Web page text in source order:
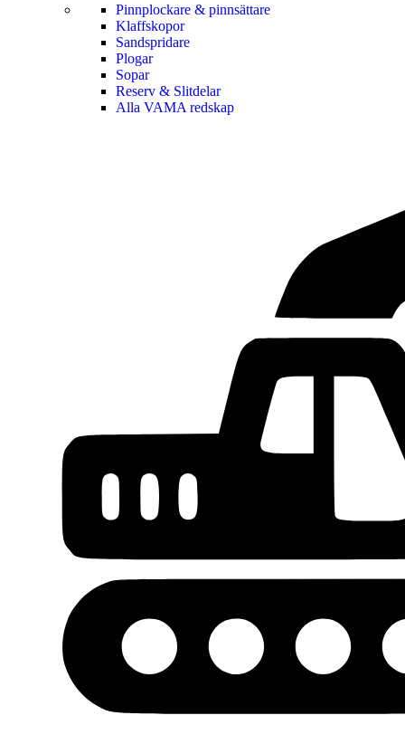
Pinnplockare & pinnsättare
Klaffskopor
Sandspridare
Plogar
Sopar
Reserv & Slitdelar
Alla VAMA redskap